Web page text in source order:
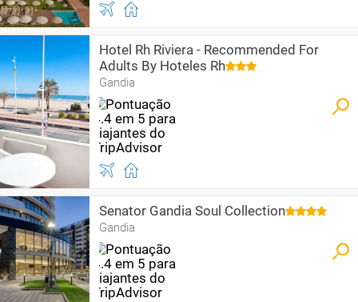
Hotel Rh Riviera - Recommended For
Adults By Hoteles Rh
Gandia
Senator Gandia Soul Collection
Gandia